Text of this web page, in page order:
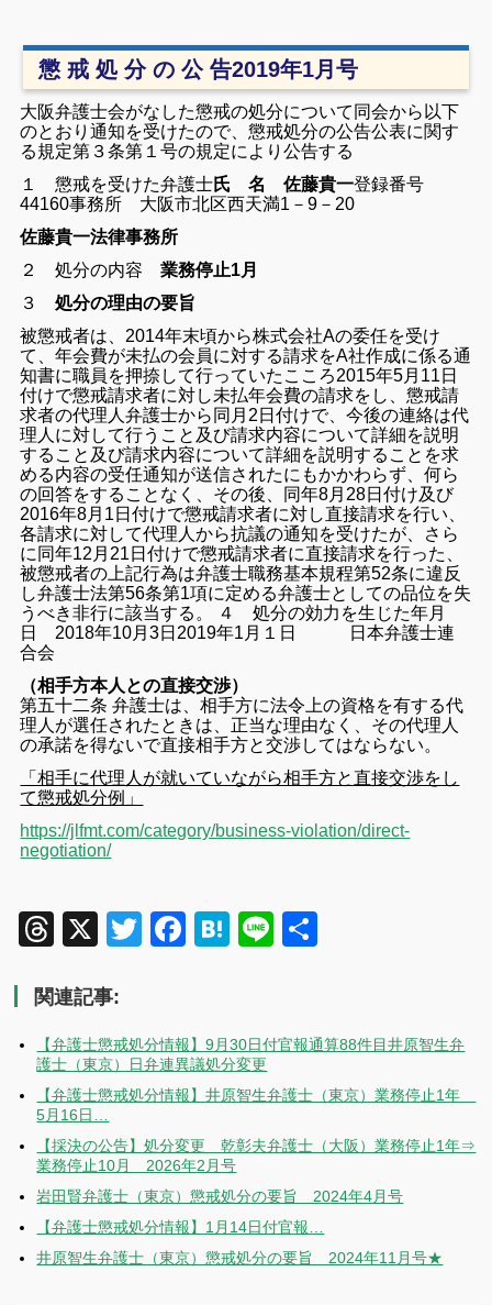
懲 戒 処 分 の 公 告2019年1月号
大阪弁護士会がなした懲戒の処分について同会から以下
のとおり通知を受けたので、懲戒処分の公告公表に関す
る規定第３条第１号の規定により公告する
１ 懲戒を受けた弁護士氏 名 佐藤貴一登録番号
44160事務所 大阪市北区西天満1－9－20
佐藤貴一法律事務所
２ 処分の内容 業務停止1月
３処分の理由の要旨
被懲戒者は、2014年末頃から株式会社Aの委任を受け
て、年会費が未払の会員に対する請求をA社作成に係る通
知書に職員を押捺して行っていたこころ2015年5月11日
付けで懲戒請求者に対し未払年会費の請求をし、懲戒請
求者の代理人弁護士から同月2日付けで、今後の連絡は代
理人に対して行うこと及び請求内容について詳細を説明
すること及び請求内容について詳細を説明することを求
める内容の受任通知が送信されたにもかかわらず、何ら
の回答をすることなく、その後、同年8月28日付け及び
2016年8月1日付けで懲戒請求者に対し直接請求を行い、
各請求に対して代理人から抗議の通知を受けたが、さら
に同年12月21日付けで懲戒請求者に直接請求を行った、
被懲戒者の上記行為は弁護士職務基本規程第52条に違反
し弁護士法第56条第1項に定める弁護士としての品位を失
うべき非行に該当する。
４ 処分の効力を生じた年月
日 2018年10月3日 2019年1月１日 日本弁護士連
合会
（相手方本人との直接交渉）
第五十二条 弁護士は、相手方に法令上の資格を有する代
理人が選任されたときは、正当な理由なく、その代理人
の承諾を得ないで直接相手方と交渉してはならない。
「相手に代理人が就いていながら相手方と直接交渉をし
て懲戒処分例」
https://jlfmt.com/category/business-violation/direct-
negotiation/
Threads
X TwitterFacebook
Hatena
Line
関連記事:
【弁護士懲戒処分情報】9月30日付官報通算88件目井原智生弁
護士（東京）日弁連異議処分変更
【弁護士懲戒処分情報】井原智生弁護士（東京）業務停止1年
5月16日…
【採決の公告】処分変更 乾彰夫弁護士（大阪）業務停止1年⇒
業務停止10月 2026年2月号
岩田賢弁護士（東京）懲戒処分の要旨 2024年4月号
【弁護士懲戒処分情報】1月14日付官報…
井原智生弁護士（東京）懲戒処分の要旨 2024年11月号★